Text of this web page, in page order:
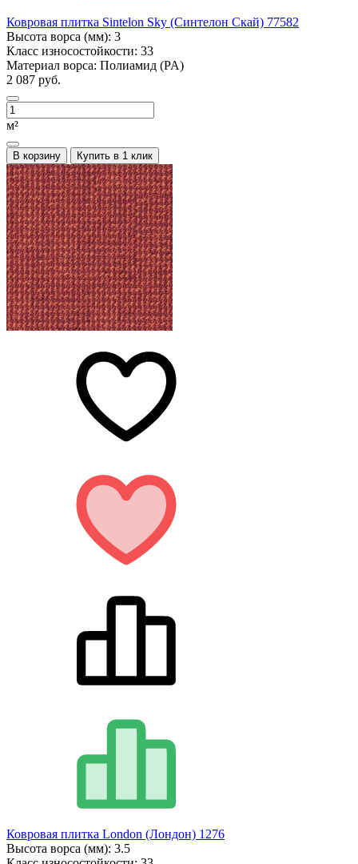
Ковровая плитка Sintelon Sky (Синтелон Скай) 77582
Высота ворса (мм): 3
Класс износостойкости: 33
Материал ворса: Полиамид (PA)
2 087 руб.
м²
В корзину Купить в 1 клик
Ковровая плитка London (Лондон) 1276
Высота ворса (мм): 3.5